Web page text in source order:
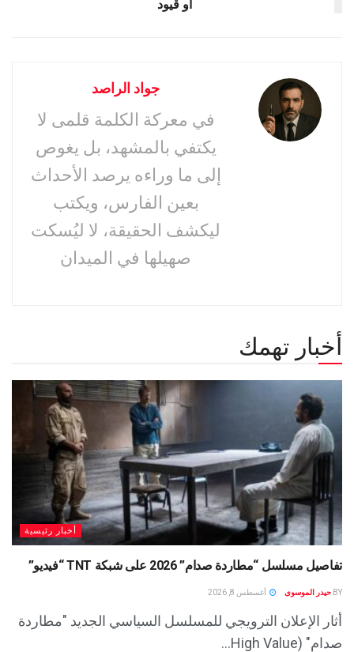
أو قيود
جواد الراصد
في معركة الكلمة قلمى لا
يكتفي بالمشهد، بل يغوص
إلى ما وراءه يرصد الأحداث
بعين الفارس، ويكتب
ليكشف الحقيقة، لا ليُسكت
صهيلها في الميدان
أخبار تهمك
أخبار رئيسية
تفاصيل مسلسل “مطاردة صدام” 2026 على شبكة TNT “فيديو”
BY حيدر الموسوى أغسطس 8, 2026
أثار الإعلان الترويجي للمسلسل السياسي الجديد "مطاردة
صدام" (High Value...